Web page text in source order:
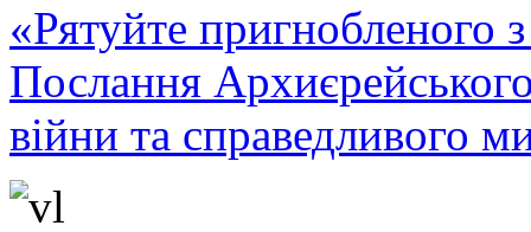
«Рятуйте пригнобленого
Послання
війни та справедливого